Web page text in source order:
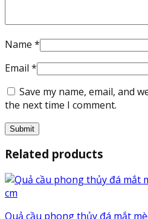
Name *
Email *
Save my name, email, and
the next time I comment.
Related products
Quả cầu phong thủy đá mắt